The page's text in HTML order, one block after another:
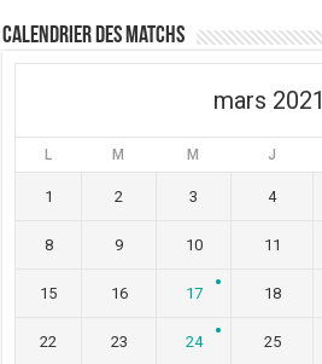
Calendrier des matchs
mars 2021
L M M J
1 2 3 4
8 9 10 11
15 16 17 18
22 23 24 25